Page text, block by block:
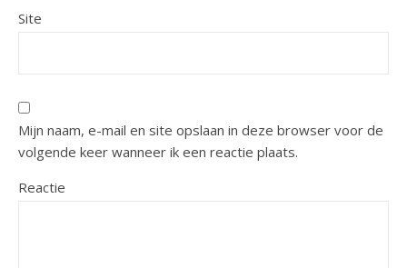
Site
Mijn naam, e-mail en site opslaan in deze browser voor de
volgende keer wanneer ik een reactie plaats.
Reactie